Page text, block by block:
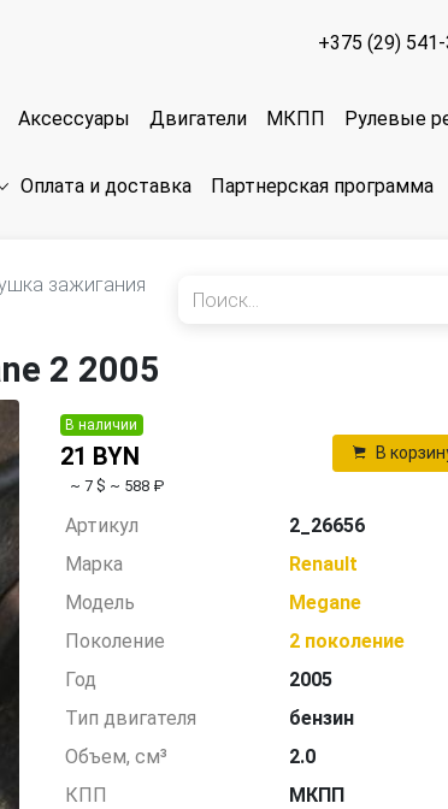
+375 (29)
Аксессуары Двигатели МКПП Рулевые
Оплата и доставка Партнерская программа
зажигания
2 2005
В наличии
21 BYN
~ 7 $ ~ 588 ₽
В
Артикул
2_26656
Марка
Renault
Модель
Megane
Поколение
2 поколение
Год
2005
Тип двигателя
бензин
Объем, см³
2.0
КПП
МКПП